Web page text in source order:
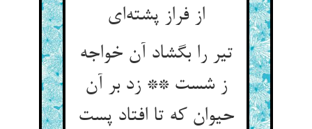
از فراز پشته‌ای
تیر را بگشاد آن خواجه
ز شست ** زد بر آن
حیوان که تا افتاد پست